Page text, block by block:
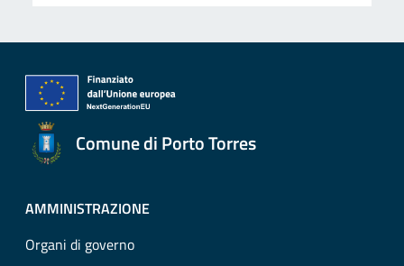
Comune di Porto Torres
AMMINISTRAZIONE
Organi di governo